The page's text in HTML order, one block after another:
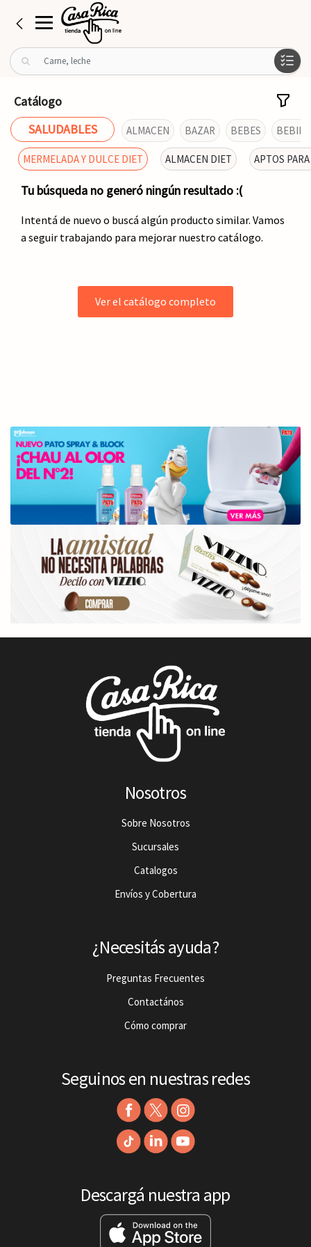
B
u
r
p
Catálogo
SALUDABLES
ALMACEN BAZAR BEBES
MERMELADA Y DULCE DIET ALMACEN DIET APTOS
Tu búsqueda no generó ningún resultado :(
Intentá de nuevo o buscá algún producto similar. Vamos
a seguir trabajando para mejorar nuestro catálogo.
Ver el catálogo completo
Nosotros
Sobre Nosotros
Sucursales
Catalogos
Envíos y Cobertura
¿Necesitás ayuda?
Preguntas Frecuentes
Contactános
Cómo comprar
Seguinos en nuestras redes
Descargá nuestra app